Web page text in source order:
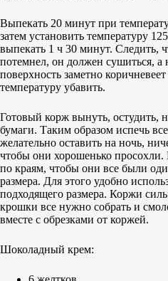
Выпекать 20 минут при
затем установить температуру
выпекать 1 ч 30 минут. Следить,
потемнел, он должен сушиться, а
поверхность заметно
температуру убавить.
Готовый корж вынуть, остудить,
бумаги. Таким образом испечь
желательно оставить на ночь,
чтобы они хорошенько просохли.
по краям, чтобы они все были
размера. Для этого удобно
подходящего размера. Коржи
крошки все нужно собрать и
вместе с обрезками от коржей.
Шоколадный крем: